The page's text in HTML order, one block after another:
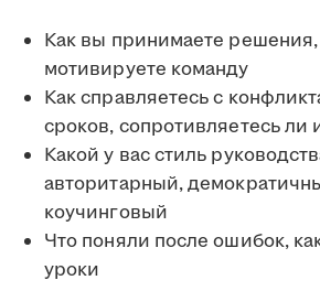
Как вы принимаете
мотивируете команду
Как справляетесь с
сроков, сопротивляетесь
Какой у вас стиль
авторитарный,
коучинговый
Что поняли после ошибок,
уроки